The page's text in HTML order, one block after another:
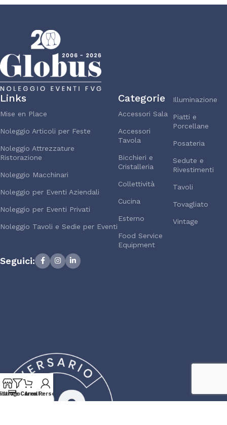
Links
Mise en Place
Noleggio Articoli per Feste
Noleggio Attrezzature
Ristorazione
Noleggio Macchinari
Noleggio per Eventi Aziendali
Noleggio per Eventi Privati
Noleggio Tavoli e Sedie per Eventi
Categorie
Accessori Sala
Accessori
Tavola
Bicchieri e
Cristalleria
Collettività
Cucina
Esterno
Food Service
Equipment
Illuminazione
Piatti e
Porcellane
Posateria
Sedute e
Rivestimenti
Tavoli
Tovagliato
Vintage
Seguici:
e Cerca
Carrello
Area Personale